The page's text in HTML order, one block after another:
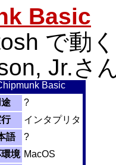
Basic
で動
Jr.さ
Basic
途
?
インタプリタ
語
?
境 MacOS